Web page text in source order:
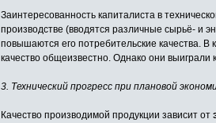
Заинтересованность капиталиста в
производстве (вводятся различные сырьё- и
повышаются его потребительские качества. В
качество общеизвестно. Однако они
3. Технический прогресс при плановой
Качество производимой продукции зависит от